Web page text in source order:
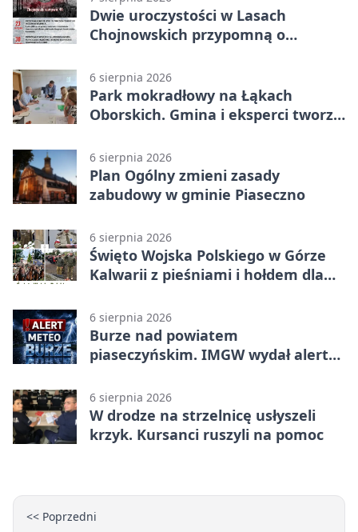
Dwie uroczystości w Lasach
Chojnowskich przypomną o
6 sierpnia 2026
Park mokradłowy na Łąkach
Oborskich. Gmina i eksperci tworzą
6 sierpnia 2026
Plan Ogólny zmieni zasady
zabudowy w gminie Piaseczno
6 sierpnia 2026
Święto Wojska Polskiego w Górze
Kalwarii z pieśniami i hołdem dla
6 sierpnia 2026
Burze nad powiatem
piaseczyńskim. IMGW wydał alert
6 sierpnia 2026
W drodze na strzelnicę usłyszeli
krzyk. Kursanci ruszyli na pomoc
<< Poprzedni